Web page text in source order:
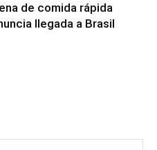
de comida rápida
llegada a Brasil